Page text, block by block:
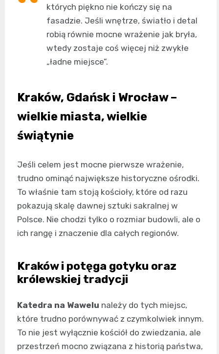
których piękno nie kończy się na
fasadzie. Jeśli wnętrze, światło i detal
robią równie mocne wrażenie jak bryła,
wtedy zostaje coś więcej niż zwykłe
„ładne miejsce”.
Kraków, Gdańsk i Wrocław –
wielkie miasta, wielkie
świątynie
Jeśli celem jest mocne pierwsze wrażenie,
trudno ominąć największe historyczne ośrodki.
To właśnie tam stoją kościoły, które od razu
pokazują skalę dawnej sztuki sakralnej w
Polsce. Nie chodzi tylko o rozmiar budowli, ale o
ich rangę i znaczenie dla całych regionów.
Kraków i potęga gotyku oraz
królewskiej tradycji
Katedra na Wawelu należy do tych miejsc,
które trudno porównywać z czymkolwiek innym.
To nie jest wyłącznie kościół do zwiedzania, ale
przestrzeń mocno związana z historią państwa,